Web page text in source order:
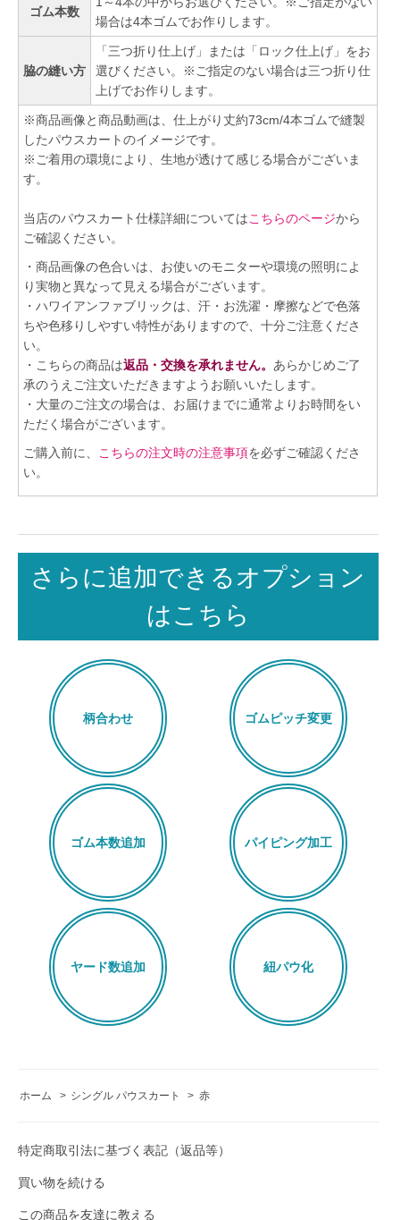
ゴム本数
場合は4本ゴムでお作りします。
脇の縫い方
「三つ折り仕上げ」または「ロック仕上げ」をお
選びください。※ご指定のない場合は三つ折り仕
上げでお作りします。
※商品画像と商品動画は、仕上がり丈約73cm/4本ゴムで縫製
したパウスカートのイメージです。
※ご着用の環境により、生地が透けて感じる場合がございま
す。
当店のパウスカート仕様詳細についてはこちらのページから
ご確認ください。
・商品画像の色合いは、お使いのモニターや環境の照明によ
り実物と異なって見える場合がございます。
・ハワイアンファブリックは、汗・お洗濯・摩擦などで色落
ちや色移りしやすい特性がありますので、十分ご注意くださ
い。
・こちらの商品は返品・交換を承れません。 あらかじめご了
承のうえご注文いただきますようお願いいたします。
・大量のご注文の場合は、お届けまでに通常よりお時間をい
ただく場合がございます。
ご購入前に、 こちらの注文時の注意事項を必ずご確認くださ
い。
さらに追加できるオプション
はこちら
柄合わせ ゴムピッチ変更
ゴム本数追加 パイピング加工
ヤード数追加 紐パウ化
ホーム > シングル パウスカート > 赤
特定商取引法に基づく表記（返品等）
買い物を続ける
この商品を友達に教える